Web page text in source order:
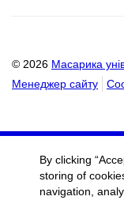
© 2026 Масарика
Менеджер сайту
By clicking
storing of
navigation,